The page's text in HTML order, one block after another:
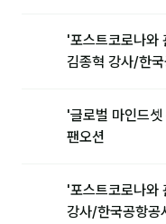
담당자·교육생 피드백
온라인강의 수강 후기
'포스트코로나와
김종혁 강사/한
'글로벌 마인드
팬오션
'포스트코로나와
강사/한국공항공